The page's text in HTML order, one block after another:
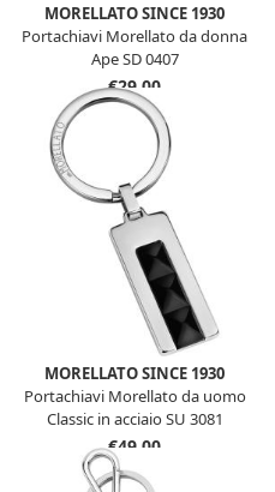
MORELLATO SINCE 1930
Portachiavi Morellato da donna
Ape SD 0407
€29,00
MORELLATO SINCE 1930
Portachiavi Morellato da uomo
Classic in acciaio SU 3081
€49,00